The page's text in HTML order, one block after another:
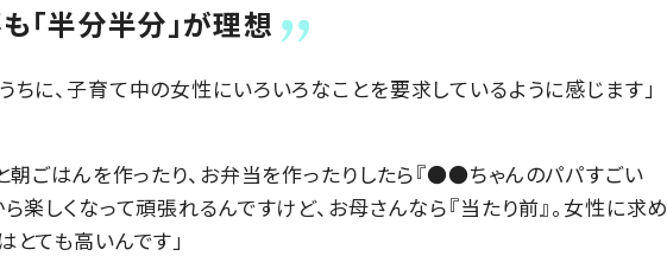
「半分半分」が理想
ちに、子育て中の女性にいろいろなことを要求しているように感じます」
と朝ごはんを作ったり、お弁当を作ったりしたら『●●ちゃんのパパすごい
楽しくなって頑張れるんですけど、お母さんなら『当たり前』。女性に求め
とても高いんです」